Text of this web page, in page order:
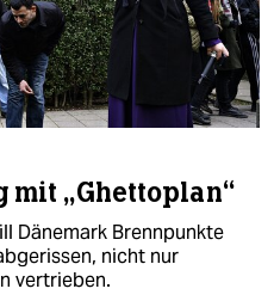
mit „Ghettoplan“
Dänemark Brennpunkte
nicht nur
vertrieben.